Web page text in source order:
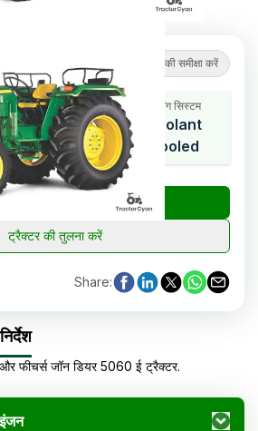
ट्रैक्टर की समीक्षा करें
सिलेंडर
3
कूलिंग सिस्टम
Coolant
Cooled
ट्रैक्टर की तुलना करें
Share:
फीचर्स जॉन डियर 5060 ई ट्रैक्टर.